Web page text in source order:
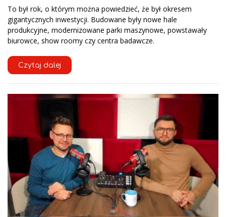
To był rok, o którym można powiedzieć, że był okresem
gigantycznych inwestycji. Budowane były nowe hale
produkcyjne, modernizowane parki maszynowe, powstawały
biurowce, show roomy czy centra badawcze.
Czytaj dalej